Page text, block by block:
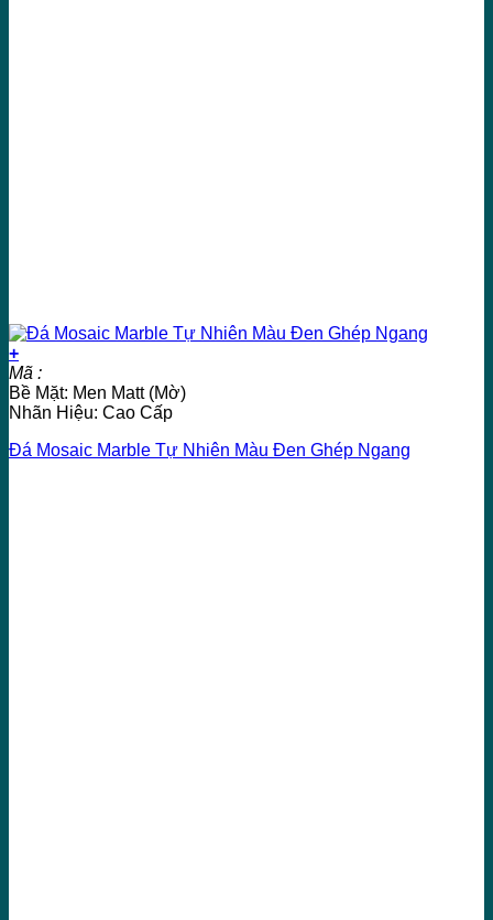
+
Mã :
Bề Mặt: Men Matt (Mờ)
Nhãn Hiệu: Cao Cấp
Đá Mosaic Marble Tự Nhiên Màu Đen Ghép Ngang